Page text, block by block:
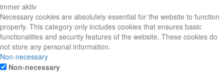
immer aktiv
Necessary cookies are absolutely essential for the website to function
properly. This category only includes cookies that ensures basic
functionalities and security features of the website. These cookies do
not store any personal information.
Non-necessary
Non-necessary